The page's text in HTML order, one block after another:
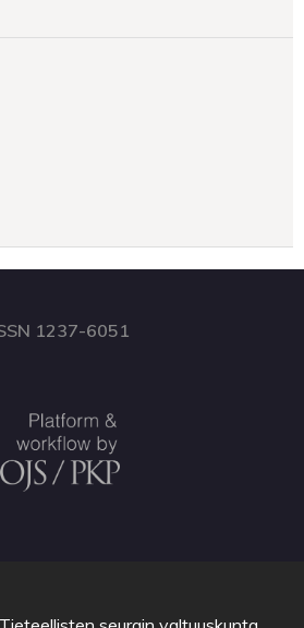
1237-6051